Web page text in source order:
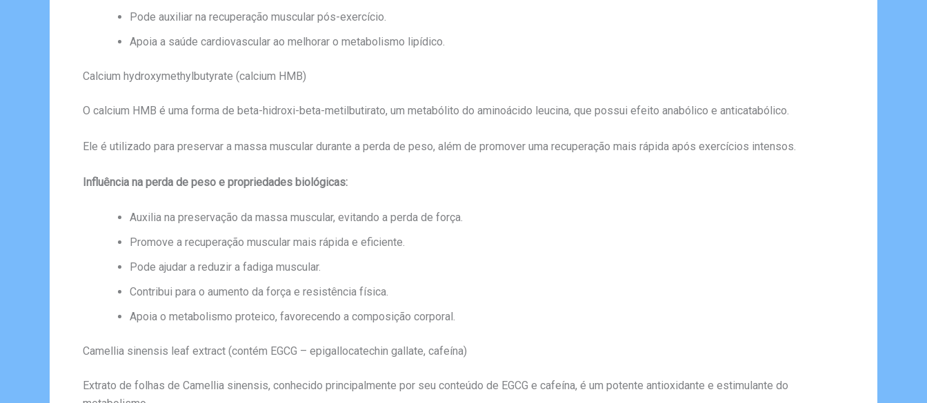
Pode auxiliar na recuperação muscular pós-exercício.
Apoia a saúde cardiovascular ao melhorar o metabolismo lipídico.
Calcium hydroxymethylbutyrate (calcium HMB)
O calcium HMB é uma forma de beta-hidroxi-beta-metilbutirato, um metabólito do aminoácido leucina, que possui efeito anabólico e anticatabólico.
Ele é utilizado para preservar a massa muscular durante a perda de peso, além de promover uma recuperação mais rápida após exercícios intensos.
Influência na perda de peso e propriedades biológicas:
Auxilia na preservação da massa muscular, evitando a perda de força.
Promove a recuperação muscular mais rápida e eficiente.
Pode ajudar a reduzir a fadiga muscular.
Contribui para o aumento da força e resistência física.
Apoia o metabolismo proteico, favorecendo a composição corporal.
Camellia sinensis leaf extract (contém EGCG – epigallocatechin gallate, cafeína)
Extrato de folhas de Camellia sinensis, conhecido principalmente por seu conteúdo de EGCG e cafeína, é um potente antioxidante e estimulante do